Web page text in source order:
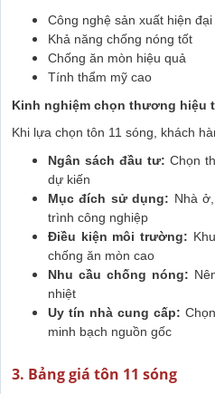
Công nghệ sản xuất hiện đại
Khả năng chống nóng tốt
Chống ăn mòn hiệu quả
Tính thẩm mỹ cao
Kinh nghiệm chọn thương hiệu
Khi lựa chọn tôn 11 sóng, khách
Ngân sách đầu tư: Chọn
dự kiến
Mục đích sử dụng: Nhà
trình công nghiệp
Điều kiện môi trường:
chống ăn mòn cao
Nhu cầu chống nóng:
nhiệt
Uy tín nhà cung cấp:
minh bạch nguồn gốc
3. Bảng giá tôn 11 sóng